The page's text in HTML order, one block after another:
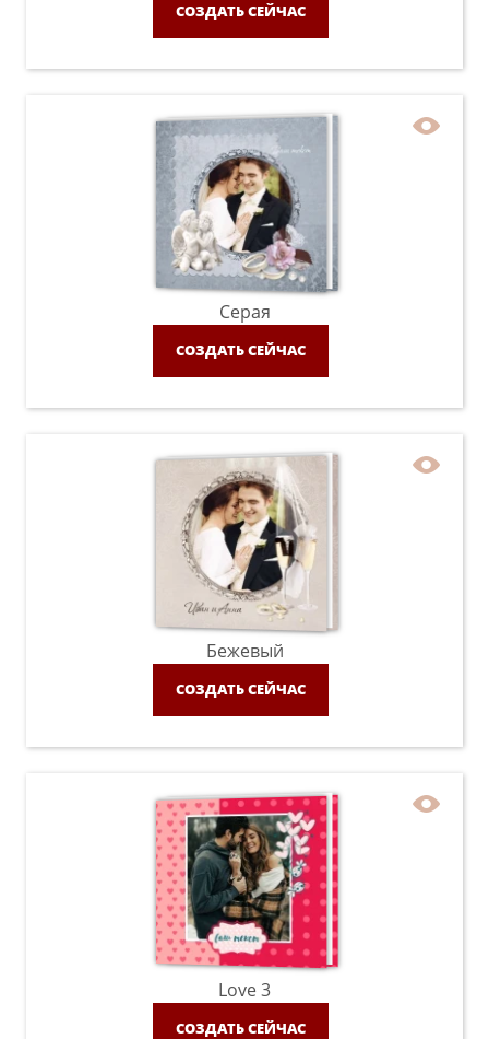
СОЗДАТЬ СЕЙЧАС
Серая
СОЗДАТЬ СЕЙЧАС
Бежевый
СОЗДАТЬ СЕЙЧАС
Love 3
СОЗДАТЬ СЕЙЧАС